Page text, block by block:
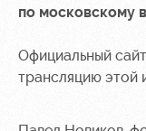
по московскому
Официальный
трансляцию этой